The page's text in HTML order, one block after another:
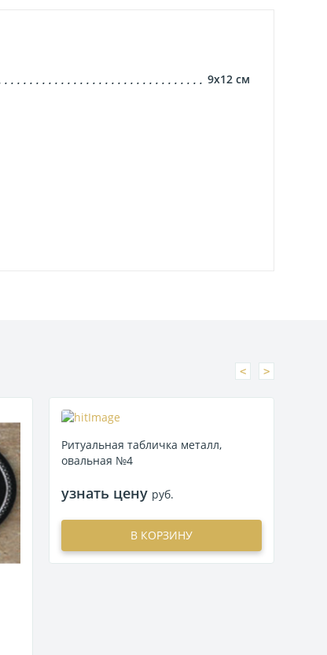
9х12см
Ритуальная табличка металл,
овальная №4
узнать цену руб.
В КОРЗИНУ
< >